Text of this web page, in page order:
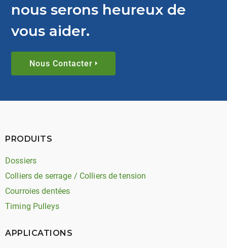
nous serons heureux de
vous aider.
Nous Contacter
PRODUITS
Dossiers
Colliers de serrage / Colliers de tension
Courroies dentées
Timing Pulleys
APPLICATIONS